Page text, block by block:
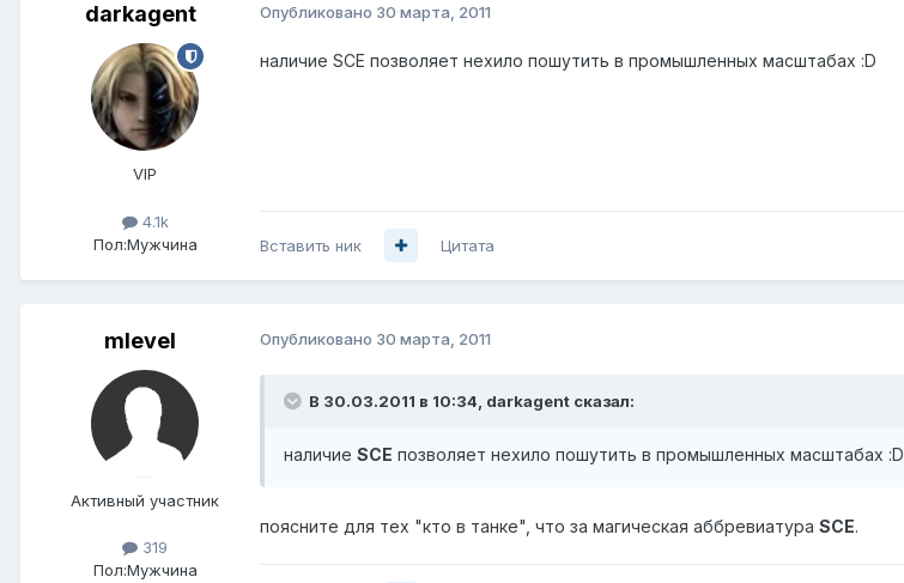
darkagent
VIP
4.1k
Пол:Мужчина
Опубликовано 30 марта, 2011
наличие SCE позволяет нехило пошутить в промышленных масштабах :D
Вставить ник Цитата
mlevel
Активный участник
319
Пол:Мужчина
Опубликовано 30 марта, 2011
В 30.03.2011 в 10:34, darkagent сказал:
наличие SCE позволяет нехило пошутить в промышленных масштабах :D
поясните для тех "кто в танке", что за магическая аббревиатура SCE.